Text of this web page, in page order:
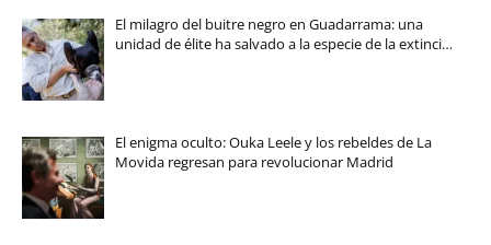
El milagro del buitre negro en Guadarrama: una
unidad de élite ha salvado a la especie de la extinci…
El enigma oculto: Ouka Leele y los rebeldes de La
Movida regresan para revolucionar Madrid